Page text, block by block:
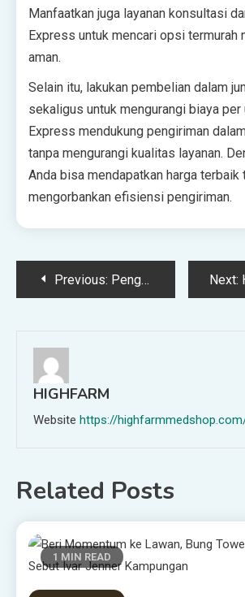
Manfaatkan juga layanan konsultasi
Express untuk mencari opsi termurah
aman.
Selain itu, lakukan pembelian dalam
sekaligus untuk mengurangi biaya per
Express mendukung pengiriman
tanpa mengurangi kualitas layanan.
Anda bisa mendapatkan harga terbaik
mengorbankan efisiensi pengiriman.
PostPrevious: Pengalaman Asyik Kirim Barang via BJA Logistic Next:
HIGHFARM
Website https://
Related Posts
1 MIN READ